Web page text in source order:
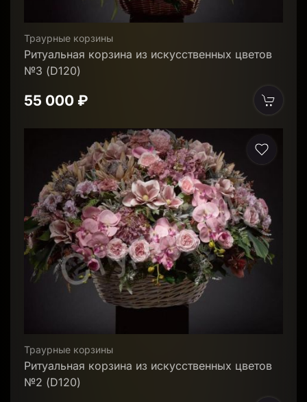
Траурные корзины
Ритуальная корзина из искусственных цветов
№3 (D120)
55 000 ₽
Траурные корзины
Ритуальная корзина из искусственных цветов
№2 (D120)